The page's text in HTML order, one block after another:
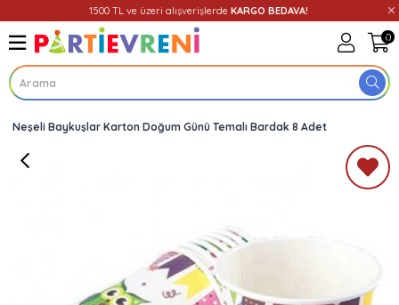
1500 TL ve üzeri alışverişlerde KARGO BEDAVA!
0
Üye Girişi Üye Ol
Neşeli Baykuşlar Karton Doğum Günü Temalı Bardak 8 Adet